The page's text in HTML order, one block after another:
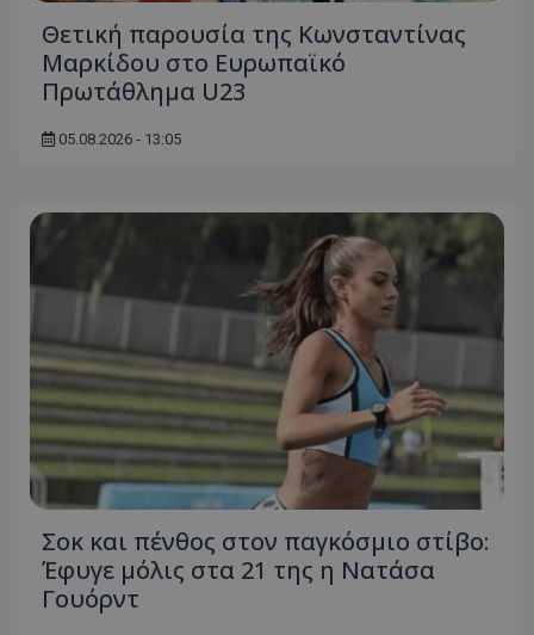
Θετική παρουσία της Κωνσταντίνας
Μαρκίδου στο Ευρωπαϊκό
Πρωτάθλημα U23
05.08.2026 - 13:05
Σοκ και πένθος στον παγκόσμιο στίβο:
Έφυγε μόλις στα 21 της η Νατάσα
Γουόρντ